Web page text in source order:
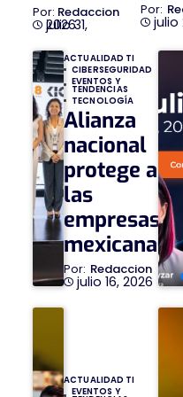
Redaccion
julio 31, 2026 julio
ACTUALIDAD TI
CIBERSEGURIDAD
EVENTOS Y
TENDENCIAS
TECNOLOGÍA
Alianza
nacional
protege a
las
empresas
mexicanas
Redaccion
julio 16, 2026
ACTUALIDAD TI
EVENTOS Y